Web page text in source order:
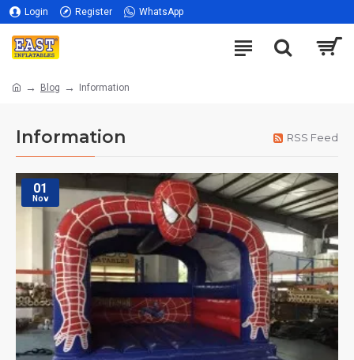
Login Register WhatsApp
Blog Information
Information RSS Feed
01
Nov